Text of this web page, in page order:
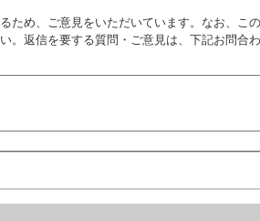
ため、ご意見をいただいています。なお、こ
。返信を要する質問・ご意見は、下記お問合